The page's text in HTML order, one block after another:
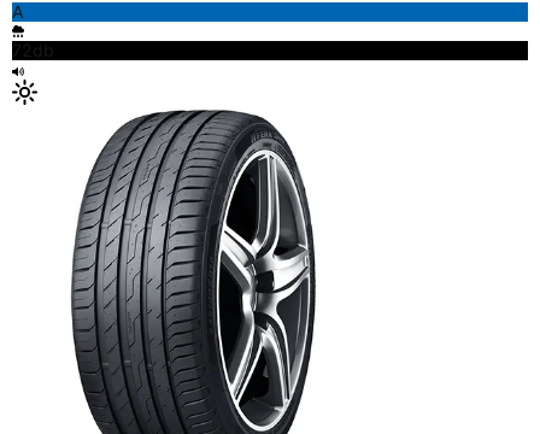
A
72db